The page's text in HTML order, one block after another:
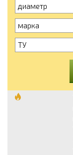
диаметр
марка
ТУ